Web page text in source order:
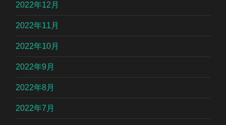
2022年12月
2022年11月
2022年10月
2022年9月
2022年8月
2022年7月